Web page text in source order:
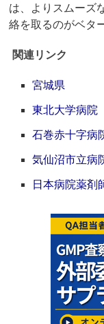
は、よりスムーズ
絡を取るのがベタ
関連リンク
宮城県
東北大学病院
石巻赤十字病
気仙沼市立病
日本病院薬剤